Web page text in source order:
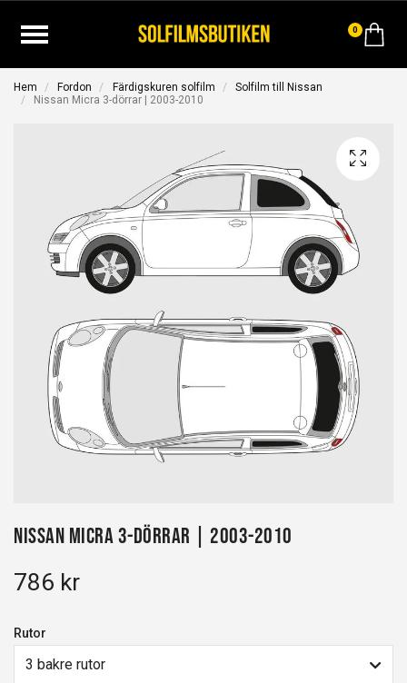
0
Hem Fordon Färdigskuren solfilm
Solfilm till Nissan
Nissan Micra 3-dörrar | 2003-2010
Nissan Micra 3-dörrar | 2003-2010
786 kr
Rutor
3 bakre rutor